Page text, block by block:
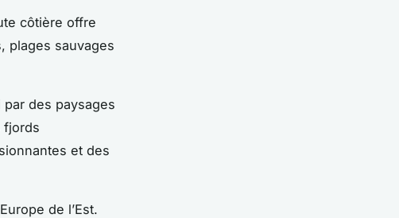
côtière offre
plages sauvages
des paysages
fjords
et des
de l’Est.